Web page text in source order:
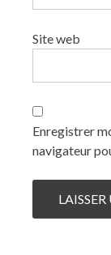
Site web
Enregistrer
navigateur